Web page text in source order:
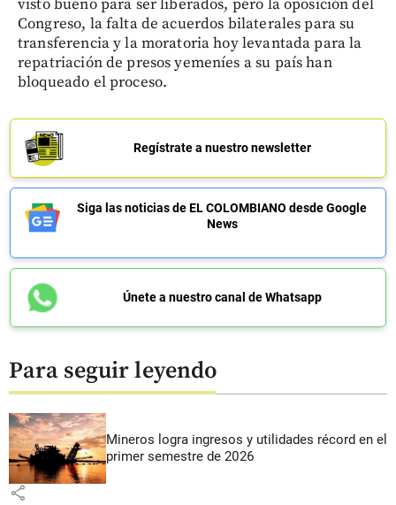
visto bueno para ser liberados, pero la oposición del
Congreso, la falta de acuerdos bilaterales para su
transferencia y la moratoria hoy levantada para la
repatriación de presos yemeníes a su país han
bloqueado el proceso.
Regístrate a nuestro newsletter
Siga las noticias de EL COLOMBIANO desde Google
News
Únete a nuestro canal de Whatsapp
Para seguir leyendo
Mineros logra ingresos y utilidades récord en el
primer semestre de 2026
share